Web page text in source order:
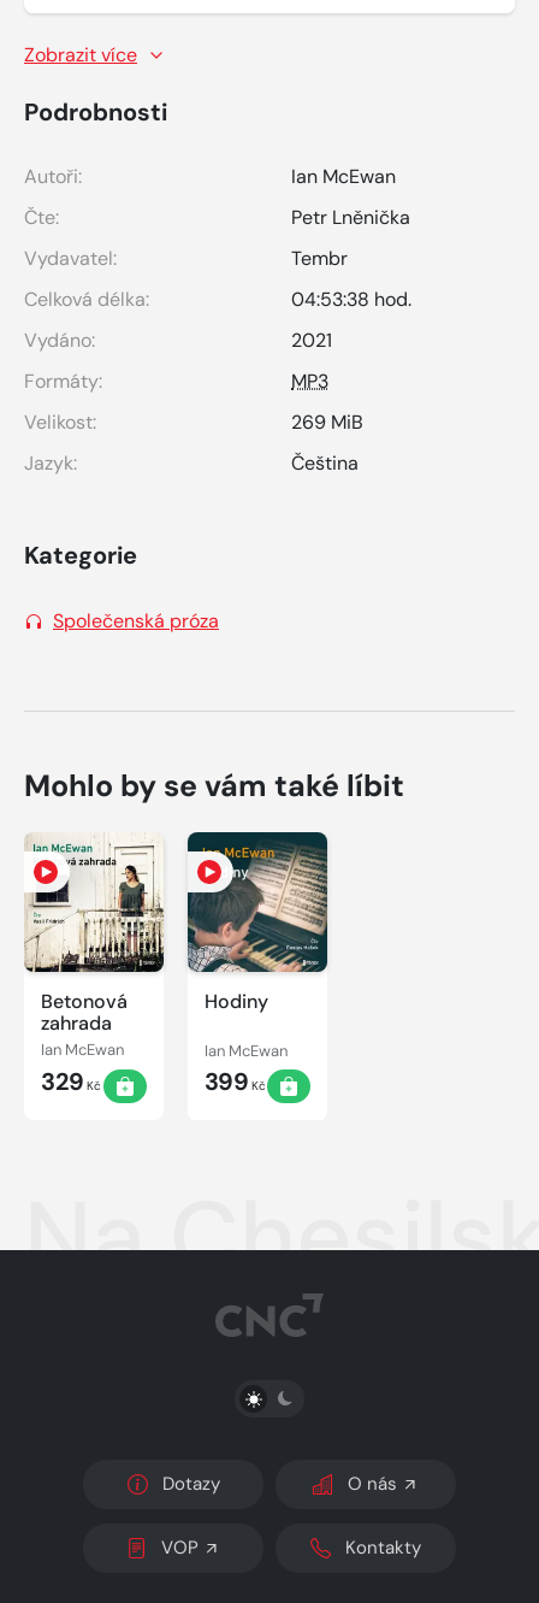
Zobrazit více
Podrobnosti
Autoři:
Ian McEwan
Čte:
Petr Lněnička
Vydavatel:
Tembr
Celková délka:
04:53:38 hod.
Vydáno:
2021
Formáty:
MP3
Velikost:
269 MiB
Jazyk:
Čeština
Kategorie
Společenská próza
Mohlo by se vám také líbit
Betonová
zahrada
Ian McEwan
329 Kč
Hodiny
Ian McEwan
399 Kč
Na
PŘEPNOUT SVĚTLÝ/TMAVÝ REŽIM
Dotazy O nás
VOP Kontakty